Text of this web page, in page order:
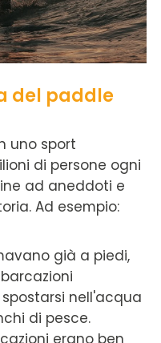
del paddle
uno sport
di persone ogni
ad aneddoti e
Ad esempio:
già a piedi,
nell'acqua
di pesce.
erano ben